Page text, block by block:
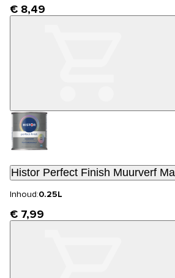
€ 8,49
Histor Perfect Finish Muurverf
Inhoud:0.25L
€ 7,99